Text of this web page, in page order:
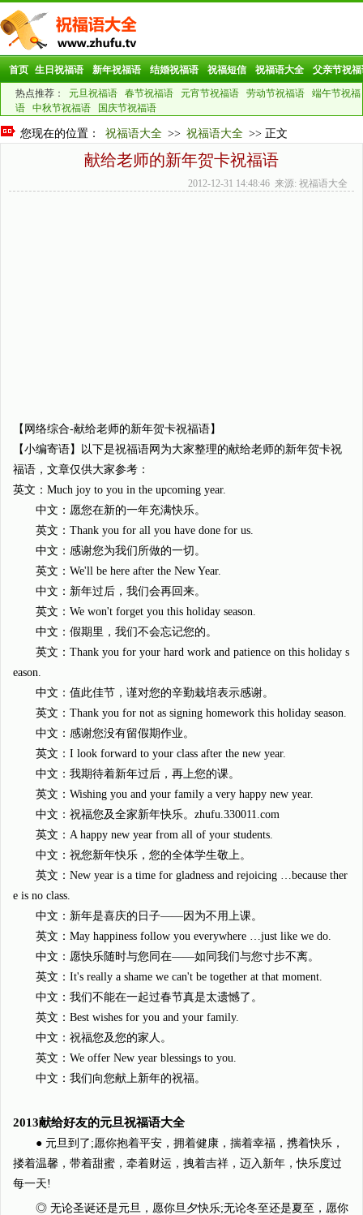
首页 生日祝福语 新年祝福语 结婚祝福语 祝福短信 祝福语大全 父亲节祝
热点推荐： 元旦祝福语 春节祝福语 元宵节祝福语 劳动节祝福语
端午节祝福
语
中秋节祝福语 国庆节祝福语
您现在的位置： 祝福语大全 >> 祝福语大全 >> 正文
献给老师的新年贺卡祝福语
2012-12-31 14:48:46 来源: 祝福语大全
【网络综合-献给老师的新年贺卡祝福语】
【小编寄语】以下是祝福语网为大家整理的献给老师的新年贺卡祝
福语，文章仅供大家参考：
英文：Much joy to you in the upcoming year.
中文：愿您在新的一年充满快乐。
英文：Thank you for all you have done for us.
中文：感谢您为我们所做的一切。
英文：We'll be here after the New Year.
中文：新年过后，我们会再回来。
英文：We won't forget you this holiday season.
中文：假期里，我们不会忘记您的。
英文：Thank you for your hard work and patience on this holiday s
eason.
中文：值此佳节，谨对您的辛勤栽培表示感谢。
英文：Thank you for not as signing homework this holiday season.
中文：感谢您没有留假期作业。
英文：I look forward to your class after the new year.
中文：我期待着新年过后，再上您的课。
英文：Wishing you and your family a very happy new year.
中文：祝福您及全家新年快乐。zhufu.330011.com
英文：A happy new year from all of your students.
中文：祝您新年快乐，您的全体学生敬上。
英文：New year is a time for gladness and rejoicing …because ther
e is no class.
中文：新年是喜庆的日子——因为不用上课。
英文：May happiness follow you everywhere …just like we do.
中文：愿快乐随时与您同在——如同我们与您寸步不离。
英文：It's really a shame we can't be together at that moment.
中文：我们不能在一起过春节真是太遗憾了。
英文：Best wishes for you and your family.
中文：祝福您及您的家人。
英文：We offer New year blessings to you.
中文：我们向您献上新年的祝福。
2013献给好友的元旦祝福语大全
● 元旦到了;愿你抱着平安，拥着健康，揣着幸福，携着快乐，
搂着温馨，带着甜蜜，牵着财运，拽着吉祥，迈入新年，快乐度过
每一天!
◎ 无论圣诞还是元旦，愿你旦夕快乐;无论冬至还是夏至，愿你